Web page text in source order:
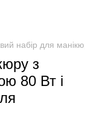
набір для
з
80 Вт і